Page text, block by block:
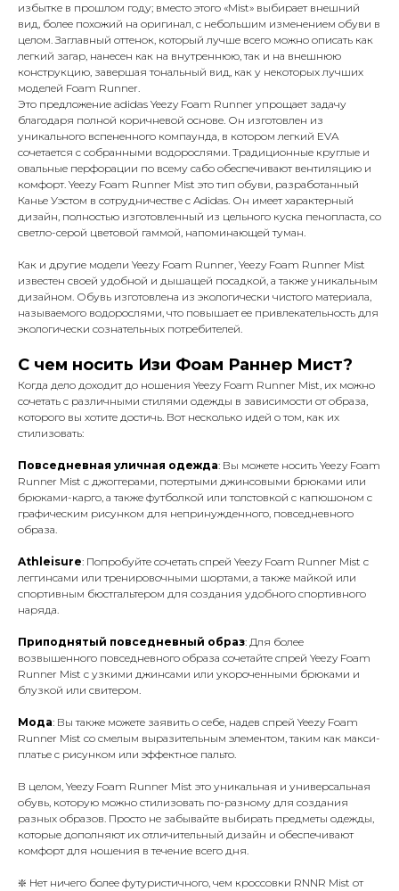
избытке в прошлом году; вместо этого «Mist» выбирает внешний
вид, более похожий на оригинал, с небольшим изменением обуви в
целом. Заглавный оттенок, который лучше всего можно описать как
легкий загар, нанесен как на внутреннюю, так и на внешнюю
конструкцию, завершая тональный вид, как у некоторых лучших
моделей Foam Runner.
Это предложение adidas Yeezy Foam Runner упрощает задачу
благодаря полной коричневой основе. Он изготовлен из
уникального вспененного компаунда, в котором легкий EVA
сочетается с собранными водорослями. Традиционные круглые и
овальные перфорации по всему сабо обеспечивают вентиляцию и
комфорт. Yeezy Foam Runner Mist это тип обуви, разработанный
Канье Уэстом в сотрудничестве с Adidas. Он имеет характерный
дизайн, полностью изготовленный из цельного куска пенопласта, со
светло-серой цветовой гаммой, напоминающей туман.
Как и другие модели Yeezy Foam Runner, Yeezy Foam Runner Mist
известен своей удобной и дышащей посадкой, а также уникальным
дизайном. Обувь изготовлена из экологически чистого материала,
называемого водорослями, что повышает ее привлекательность для
экологически сознательных потребителей.
С чем носить Изи Фоам Раннер Мист?
Когда дело доходит до ношения Yeezy Foam Runner Mist, их можно
сочетать с различными стилями одежды в зависимости от образа,
которого вы хотите достичь. Вот несколько идей о том, как их
стилизовать:
Повседневная уличная одежда: Вы можете носить Yeezy Foam
Runner Mist с джоггерами, потертыми джинсовыми брюками или
брюками-карго, а также футболкой или толстовкой с капюшоном с
графическим рисунком для непринужденного, повседневного
образа.
Athleisure: Попробуйте сочетать спрей Yeezy Foam Runner Mist с
леггинсами или тренировочными шортами, а также майкой или
спортивным бюстгальтером для создания удобного спортивного
наряда.
Приподнятый повседневный образ: Для более
возвышенного повседневного образа сочетайте спрей Yeezy Foam
Runner Mist с узкими джинсами или укороченными брюками и
блузкой или свитером.
Мода: Вы также можете заявить о себе, надев спрей Yeezy Foam
Runner Mist со смелым выразительным элементом, таким как макси-
платье с рисунком или эффектное пальто.
В целом, Yeezy Foam Runner Mist это уникальная и универсальная
обувь, которую можно стилизовать по-разному для создания
разных образов. Просто не забывайте выбирать предметы одежды,
которые дополняют их отличительный дизайн и обеспечивают
комфорт для ношения в течение всего дня.
❇️ Нет ничего более футуристичного, чем кроссовки RNNR Mist от